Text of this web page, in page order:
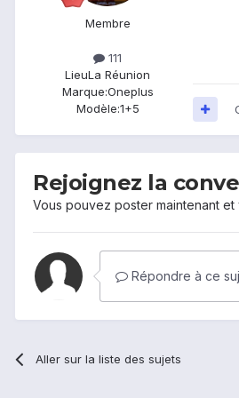
Membre
111
LieuLa Réunion
Marque:Oneplus
Modèle:1+5
Rejoignez la
Vous pouvez poster maintenant
Répondre à ce
Aller sur la liste des sujets